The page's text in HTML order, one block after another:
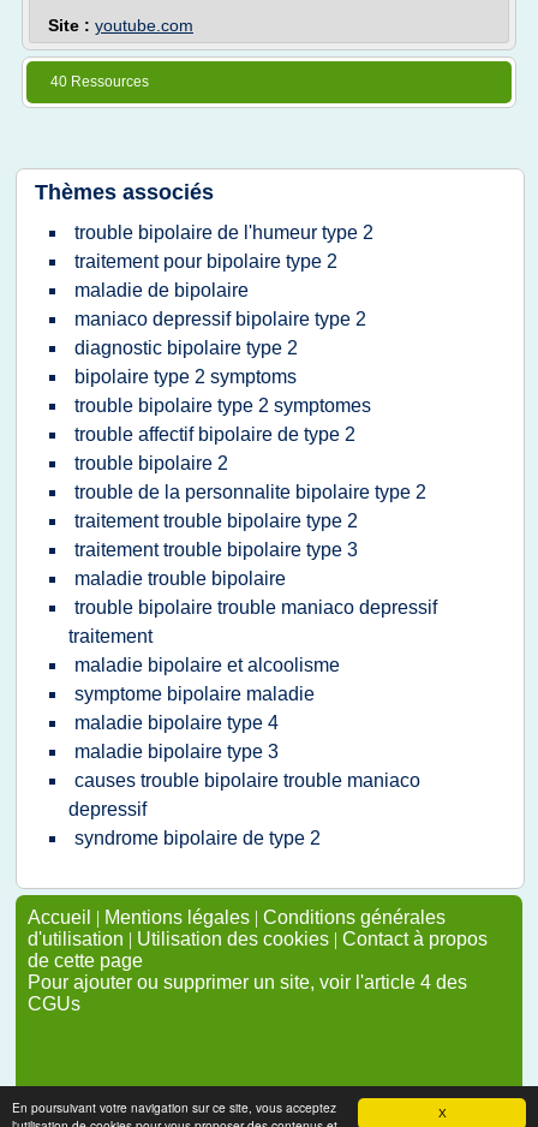
X
En poursuivant votre navigation sur ce site, vous acceptez
Site : youtube.com
40 Ressources
Thèmes associés
trouble bipolaire de l'humeur type 2
traitement pour bipolaire type 2
maladie de bipolaire
maniaco depressif bipolaire type 2
diagnostic bipolaire type 2
bipolaire type 2 symptoms
trouble bipolaire type 2 symptomes
trouble affectif bipolaire de type 2
trouble bipolaire 2
trouble de la personnalite bipolaire type 2
traitement trouble bipolaire type 2
traitement trouble bipolaire type 3
maladie trouble bipolaire
trouble bipolaire trouble maniaco depressif
traitement
maladie bipolaire et alcoolisme
symptome bipolaire maladie
maladie bipolaire type 4
maladie bipolaire type 3
causes trouble bipolaire trouble maniaco
depressif
syndrome bipolaire de type 2
Accueil | Mentions légales | Conditions générales
d'utilisation | Utilisation des cookies | Contact à propos
de cette page
Pour ajouter ou supprimer un site, voir l'article 4 des
CGUs